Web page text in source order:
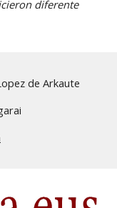
diferente
de Arkaute